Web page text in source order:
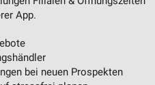
App.
bei neuen Prospekten